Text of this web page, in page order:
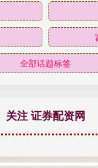
全部话题标签
关注 证券配资网